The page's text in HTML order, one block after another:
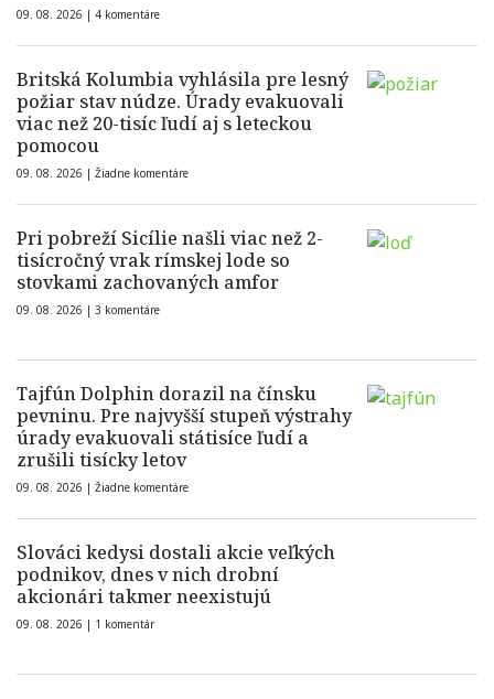
09. 08. 2026 | 4 komentáre
Britská Kolumbia vyhlásila pre lesný
požiar stav núdze. Úrady evakuovali
viac než 20-tisíc ľudí aj s leteckou
pomocou
09. 08. 2026 | Žiadne komentáre
Pri pobreží Sicílie našli viac než 2-
tisícročný vrak rímskej lode so
stovkami zachovaných amfor
09. 08. 2026 | 3 komentáre
Tajfún Dolphin dorazil na čínsku
pevninu. Pre najvyšší stupeň výstrahy
úrady evakuovali státisíce ľudí a
zrušili tisícky letov
09. 08. 2026 | Žiadne komentáre
Slováci kedysi dostali akcie veľkých
podnikov, dnes v nich drobní
akcionári takmer neexistujú
09. 08. 2026 | 1 komentár